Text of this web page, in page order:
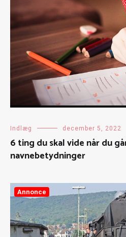
Indlæg december 5, 2022
6 ting du skal vide når du
navnebetydninger
Annonce